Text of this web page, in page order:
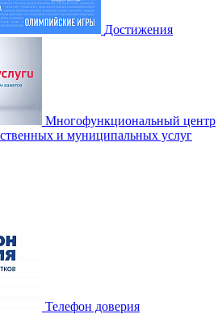
Достижения
Многофункциональный центр
и муниципальных услуг
Телефон доверия